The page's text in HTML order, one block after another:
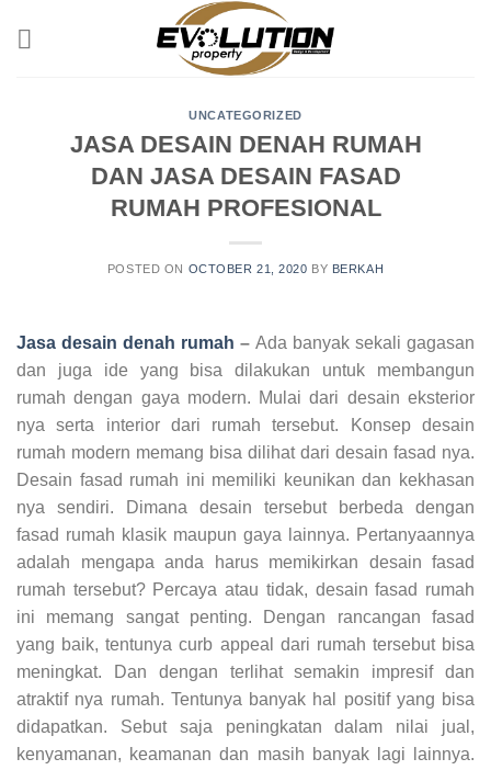
UNCATEGORIZED
JASA DESAIN DENAH RUMAH
DAN JASA DESAIN FASAD
RUMAH PROFESIONAL
POSTED ON OCTOBER 21, 2020 BY BERKAH
Jasa desain denah rumah – Ada banyak sekali gagasan
dan juga ide yang bisa dilakukan untuk membangun
rumah dengan gaya modern. Mulai dari desain eksterior
nya serta interior dari rumah tersebut. Konsep desain
rumah modern memang bisa dilihat dari desain fasad nya.
Desain fasad rumah ini memiliki keunikan dan kekhasan
nya sendiri. Dimana desain tersebut berbeda dengan
fasad rumah klasik maupun gaya lainnya. Pertanyaannya
adalah mengapa anda harus memikirkan desain fasad
rumah tersebut? Percaya atau tidak, desain fasad rumah
ini memang sangat penting. Dengan rancangan fasad
yang baik, tentunya curb appeal dari rumah tersebut bisa
meningkat. Dan dengan terlihat semakin impresif dan
atraktif nya rumah. Tentunya banyak hal positif yang bisa
didapatkan. Sebut saja peningkatan dalam nilai jual,
kenyamanan, keamanan dan masih banyak lagi lainnya.